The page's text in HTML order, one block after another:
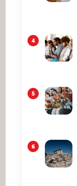
4
5
6